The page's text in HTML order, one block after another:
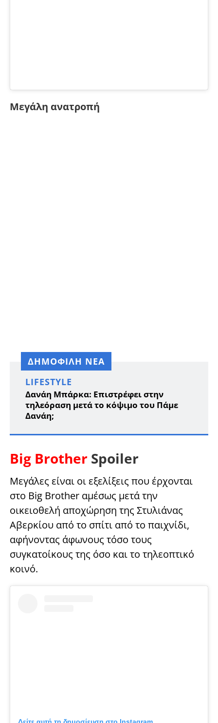
Μεγάλη ανατροπή
ΔΗΜΟΦΙΛΗ ΝΕΑ
LIFESTYLE
Δανάη Μπάρκα: Επιστρέφει στην
τηλεόραση μετά το κόψιμο του Πάμε
Δανάη;
Big Brother Spoiler
Μεγάλες είναι οι εξελίξεις που έρχονται
στο Big Brother αμέσως μετά την
οικειοθελή αποχώρηση της Στυλιάνας
Αβερκίου από το σπίτι από το παιχνίδι,
αφήνοντας άφωνους τόσο τους
συγκατοίκους της όσο και το τηλεοπτικό
κοινό.
Δείτε αυτή τη δημοσίευση στο Instagram.